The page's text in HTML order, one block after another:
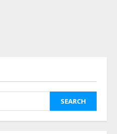
SEARCH